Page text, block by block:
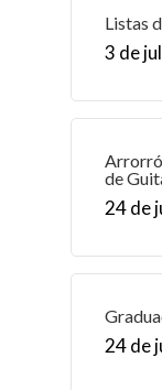
Listas
3 de
de
24 de
24 de